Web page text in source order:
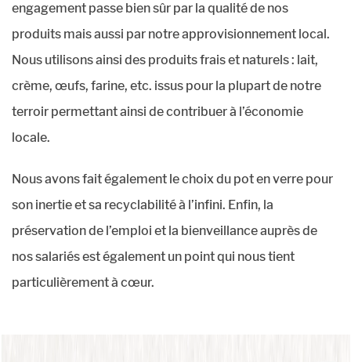
engagement passe bien sûr par la qualité de nos
produits mais aussi par notre approvisionnement local.
Nous utilisons ainsi des produits frais et naturels : lait,
crème, œufs, farine, etc. issus pour la plupart de notre
terroir permettant ainsi de contribuer à l’économie
locale.
Nous avons fait également le choix du pot en verre pour
son inertie et sa recyclabilité à l’infini. Enfin, la
préservation de l’emploi et la bienveillance auprès de
nos salariés est également un point qui nous tient
particulièrement à cœur.